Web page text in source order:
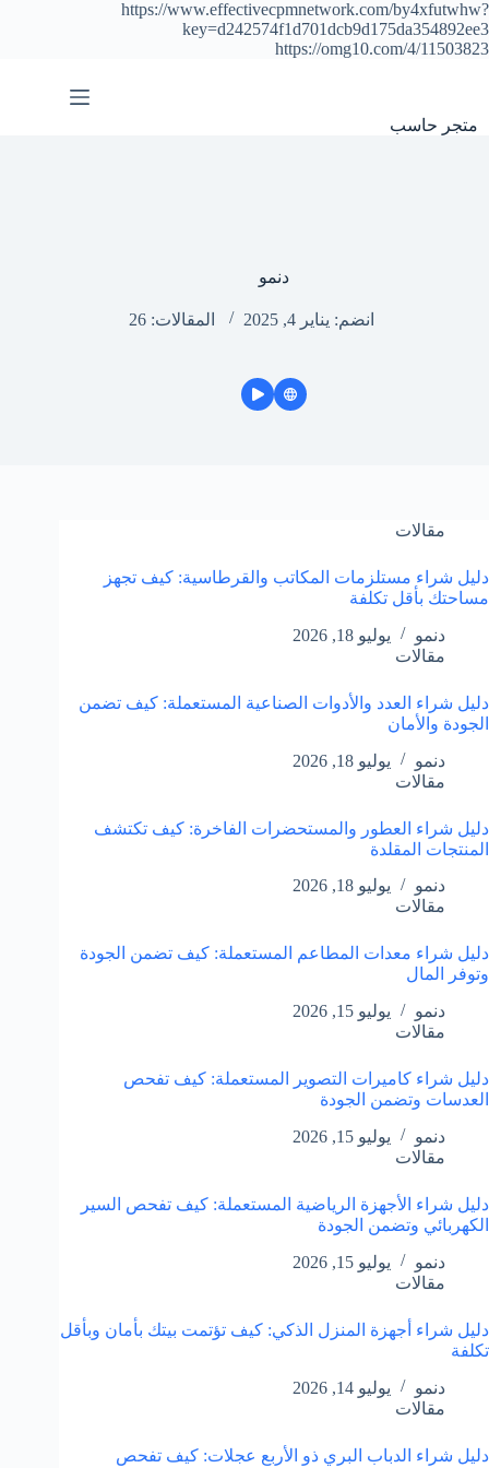
https://www.effectivecpmnetwork.com/by4xfutwhw?
key=d242574f1d701dcb9d175da354892ee3
https://omg10.com/4/11503823التجاوز
متجر حاسب
دنمو
انضم: يناير 4, 2025 المقالات: 26
مقالات
دليل شراء مستلزمات المكاتب والقرطاسية: كيف تجهز
مساحتك بأقل تكلفة
دنمو
يوليو 18, 2026
مقالات
دليل شراء العدد والأدوات الصناعية المستعملة: كيف تضمن
الجودة والأمان
دنمو
يوليو 18, 2026
مقالات
دليل شراء العطور والمستحضرات الفاخرة: كيف تكتشف
المنتجات المقلدة
دنمو
يوليو 18, 2026
مقالات
دليل شراء معدات المطاعم المستعملة: كيف تضمن الجودة
وتوفر المال
دنمو
يوليو 15, 2026
مقالات
دليل شراء كاميرات التصوير المستعملة: كيف تفحص
العدسات وتضمن الجودة
دنمو
يوليو 15, 2026
مقالات
دليل شراء الأجهزة الرياضية المستعملة: كيف تفحص السير
الكهربائي وتضمن الجودة
دنمو
يوليو 15, 2026
مقالات
دليل شراء أجهزة المنزل الذكي: كيف تؤتمت بيتك بأمان وبأقل
تكلفة
دنمو
يوليو 14, 2026
مقالات
دليل شراء الدباب البري ذو الأربع عجلات: كيف تفحص